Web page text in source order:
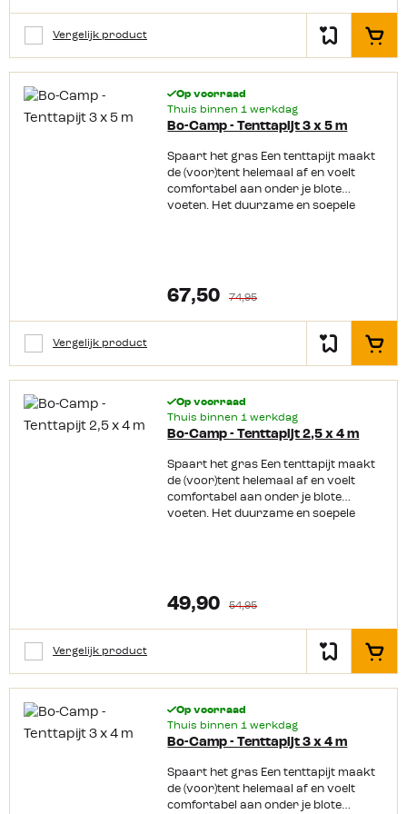
Gemakkelijk te reinigen Wasbaar bij
30 graden Polyester kern met extra
zware coating Makkelijk op maat te
knippen
Vergelijk product In het
Op voorraad
Thuis binnen 1 werkdag
Bo-Camp - Tenttapijt 3 x 5 m
Spaart het gras Een tenttapijt maakt
de (voor)tent helemaal af en voelt
comfortabel aan onder je blote
voeten. Het duurzame en soepele
Productkenmerken: Duurzaam,
soepel en elastisch tenttapijt
Gemakkelijk te reinigen Wasbaar bij
30 graden Polyester kern met extra
zware coating Makkelijk op maat te
knippen
67,50 74,95
Vergelijk product In het
Op voorraad
Thuis binnen 1 werkdag
Bo-Camp - Tenttapijt 2,5 x 4 m
Spaart het gras Een tenttapijt maakt
de (voor)tent helemaal af en voelt
comfortabel aan onder je blote
voeten. Het duurzame en soepele
Productkenmerken: Duurzaam,
soepel en elastisch tenttapijt
Gemakkelijk te reinigen Wasbaar bij
30 graden Polyester kern met extra
zware coating Makkelijk op maat te
knippen
49,90 54,95
Vergelijk product In het
Op voorraad
Thuis binnen 1 werkdag
Bo-Camp - Tenttapijt 3 x 4 m
Spaart het gras Een tenttapijt maakt
de (voor)tent helemaal af en voelt
comfortabel aan onder je blote